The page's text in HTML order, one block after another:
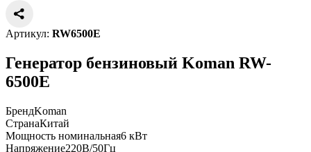
Артикул: RW6500E
Генератор бензиновый Koman RW-
6500E
БрендKoman
СтранаКитай
Мощность номинальная6 кВт
Напряжение220В/50Гц